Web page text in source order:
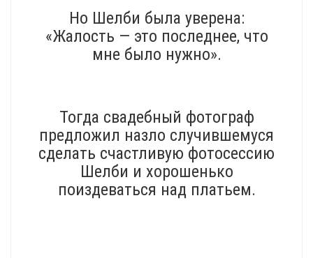
Но Шелби была уверена:
«Жалость — это последнее, что
мне было нужно».
Тогда свадебный фотограф
предложил назло случившемуся
сделать счастливую фотосессию
Шелби и хорошенько
поиздеваться над платьем.